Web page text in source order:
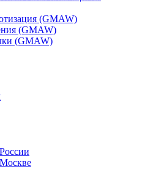
(GMAW)
(GMAW)
(GMAW)